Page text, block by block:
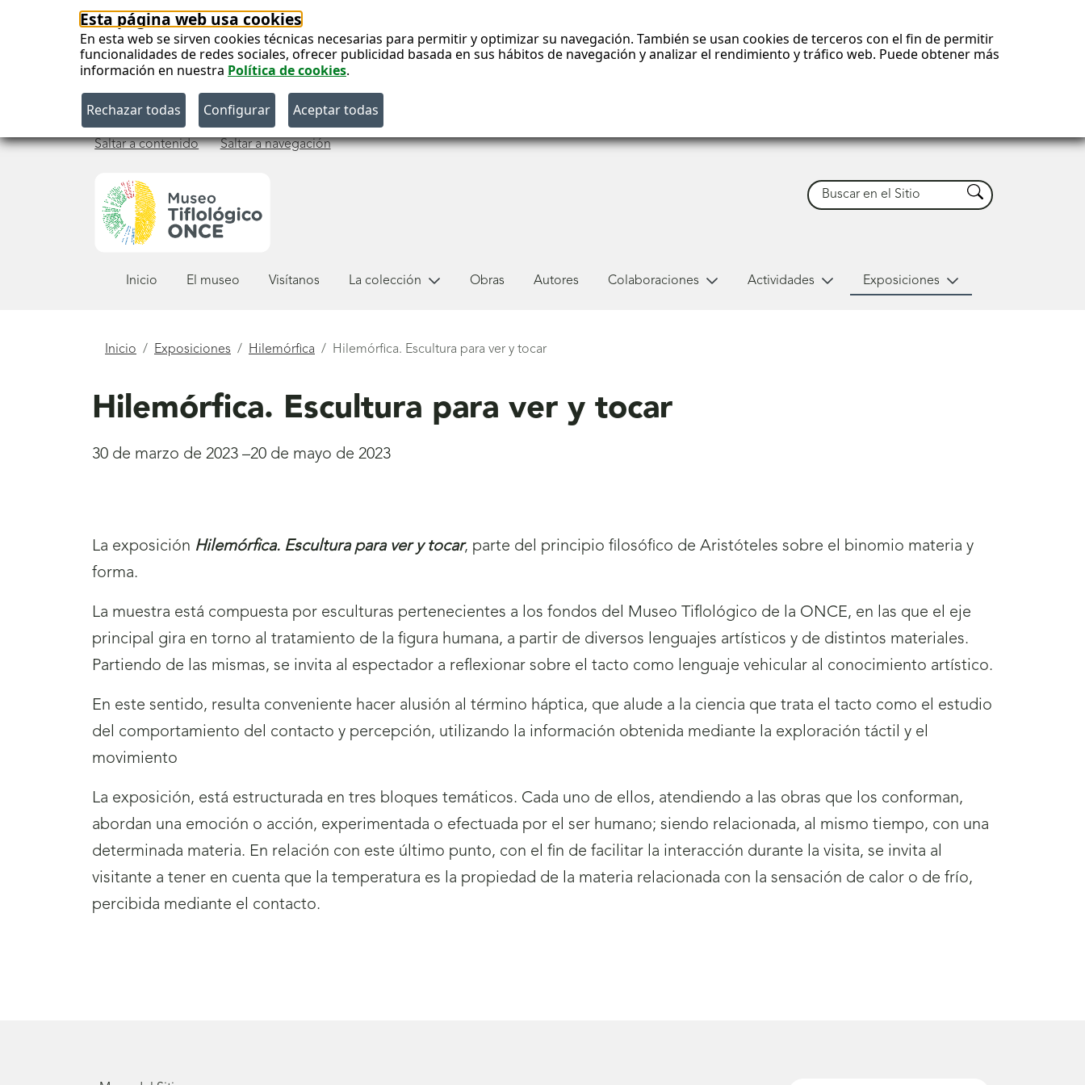
Esta página web usa cookies
En esta web se sirven cookies técnicas necesarias para permitir y optimizar su navegación. También se usan cookies de terceros con el fin de permitir
funcionalidades de redes sociales, ofrecer publicidad basada en sus hábitos de navegación y analizar el rendimiento y tráfico web. Puede obtener más
información en nuestra Política de cookies.
Saltar a contenido Saltar a navegación
Buscar Buscar
Inicio El museo Visítanos La colección Obras Autores Colaboraciones Actividades Exposiciones
Está
Inicio Exposiciones Hilemórfica Hilemórfica. Escultura para ver y tocar
Hilemórfica. Escultura para ver y tocar
30 de marzo de 2023 –20 de mayo de 2023
La exposición Hilemórfica. Escultura para ver y tocar, parte del principio filosófico de Aristóteles sobre el binomio materia y
forma.
La muestra está compuesta por esculturas pertenecientes a los fondos del Museo Tiflológico de la ONCE, en las que el eje
principal gira en torno al tratamiento de la figura humana, a partir de diversos lenguajes artísticos y de distintos materiales.
Partiendo de las mismas, se invita al espectador a reflexionar sobre el tacto como lenguaje vehicular al conocimiento artístico.
En este sentido, resulta conveniente hacer alusión al término háptica, que alude a la ciencia que trata el tacto como el estudio
del comportamiento del contacto y percepción, utilizando la información obtenida mediante la exploración táctil y el
movimiento
La exposición, está estructurada en tres bloques temáticos. Cada uno de ellos, atendiendo a las obras que los conforman,
abordan una emoción o acción, experimentada o efectuada por el ser humano; siendo relacionada, al mismo tiempo, con una
determinada materia. En relación con este último punto, con el fin de facilitar la interacción durante la visita, se invita al
visitante a tener en cuenta que la temperatura es la propiedad de la materia relacionada con la sensación de calor o de frío,
percibida mediante el contacto.